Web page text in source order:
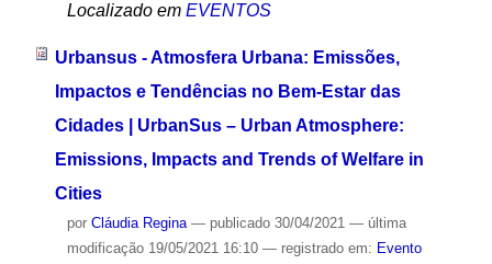
Localizado em EVENTOS
Urbansus - Atmosfera Urbana: Emissões,
Impactos e Tendências no Bem-Estar das
Cidades | UrbanSus – Urban Atmosphere:
Emissions, Impacts and Trends of Welfare in
Cities
por Cláudia Regina — publicado30/04/2021 — última
modificação19/05/2021 16:10 — registrado em: Evento